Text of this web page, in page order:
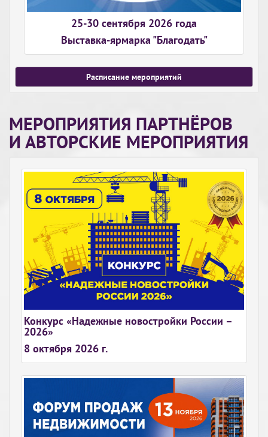
25-30 сентября 2026 года
Выставка-ярмарка "Благодать"
Расписание мероприятий
МЕРОПРИЯТИЯ ПАРТНЁРОВ
И АВТОРСКИЕ МЕРОПРИЯТИЯ
Конкурс «Надежные новостройки России –
2026»
8 октября 2026 г.